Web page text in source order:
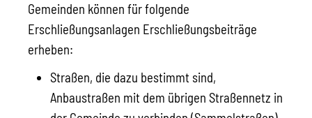
Gemeinden können für folgende
Erschließungsanlagen Erschließungsbeiträge
erheben:
Straßen, die dazu bestimmt sind,
Anbaustraßen mit dem übrigen Straßennetz in